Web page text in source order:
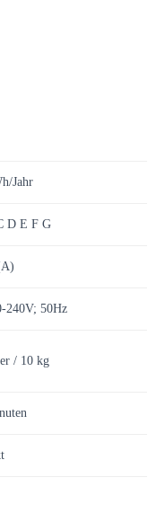
Jahr
D E F G
240V; 50Hz
/ 10 kg